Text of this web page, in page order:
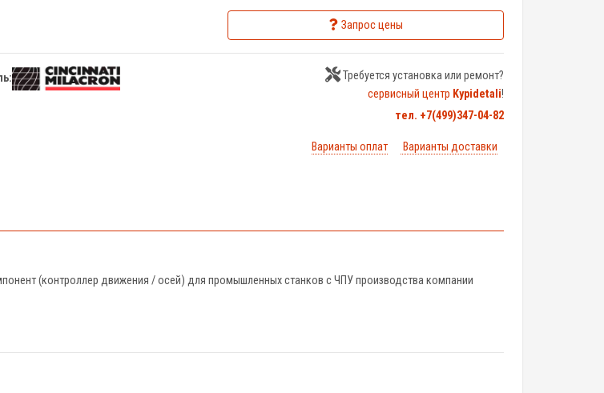
Запрос цены
Требуется установка или ремонт?
сервисный центр Kypidetali!
тел. +7(499)347-04-82
Варианты оплат Варианты доставки
(контроллер движения / осей) для промышленных станков с ЧПУ производства компании